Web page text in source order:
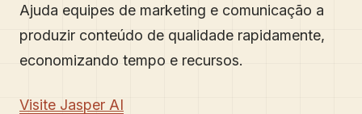
Ajuda equipes de marketing e comunicação a
produzir conteúdo de qualidade rapidamente,
economizando tempo e recursos.
Visite Jasper AI